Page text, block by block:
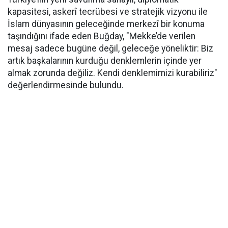
kapasitesi, askerî tecrübesi ve stratejik vizyonu ile
İslam dünyasının geleceğinde merkezî bir konuma
taşındığını ifade eden Buğday, "Mekke’de verilen
mesaj sadece bugüne değil, geleceğe yöneliktir: Biz
artık başkalarının kurduğu denklemlerin içinde yer
almak zorunda değiliz. Kendi denklemimizi kurabiliriz"
değerlendirmesinde bulundu.